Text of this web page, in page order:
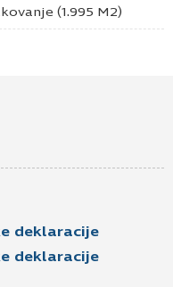
(1.995 M2)
deklaracije
deklaracije